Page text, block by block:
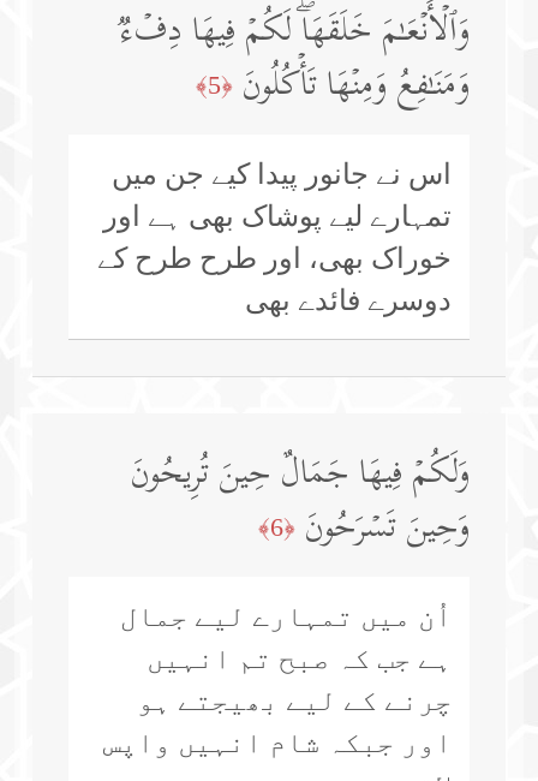
وَٱلۡأَنۡعَـٰمَ خَلَقَهَاۖ لَكُمۡ فِیهَا دِفۡءࣱ
وَمَنَـٰفِعُ وَمِنۡهَا تَأۡكُلُونَ ﴿5﴾
اس نے جانور پیدا کیے جن میں
تمہارے لیے پوشاک بھی ہے اور
خوراک بھی، اور طرح طرح کے
دوسرے فائدے بھی
وَلَكُمۡ فِیهَا جَمَالٌ حِینَ تُرِیحُونَ
وَحِینَ تَسۡرَحُونَ ﴿6﴾
اُن میں تمہارے لیے جمال
ہے جب کہ صبح تم انہیں
چرنے کے لیے بھیجتے ہو
اور جبکہ شام انہیں واپس